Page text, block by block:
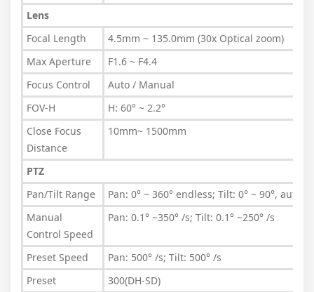
Lens
Focal Length
4.5mm ~ 135.0mm (30x Optical zoom)
Max Aperture
F1.6 ~ F4.4
Focus Control
Auto / Manual
FOV-H
H: 60° ~ 2.2°
Close Focus
Distance
10mm~ 1500mm
PTZ
Pan/Tilt Range
Pan: 0° ~ 360° endless; Tilt: 0° ~ 90°, auto
Manual
Control Speed
Pan: 0.1° ~350° /s; Tilt: 0.1° ~250° /s
Preset Speed
Pan: 500° /s; Tilt: 500° /s
Preset
300(DH-SD)